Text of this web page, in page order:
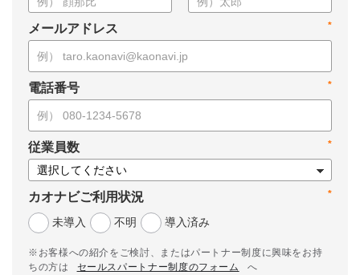
*
メールアドレス
*
電話番号
*
従業員数
*
カオナビご利用状況
未導入
不明 導入済み
※お客様への紹介をご検討、またはパートナー制度に興味をお持
ちの方は
セールスパートナー制度のフォーム
へ